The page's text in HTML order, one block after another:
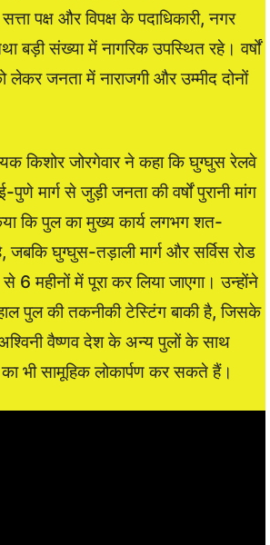
पक्ष और विपक्ष के पदाधिकारी, नगर
बड़ी संख्या में नागरिक उपस्थित रहे। वर्षों
जनता में नाराजगी और उम्मीद दोनों
किशोर जोरगेवार ने कहा कि घुग्घुस रेलवे
मार्ग से जुड़ी जनता की वर्षों पुरानी मांग
कि पुल का मुख्य कार्य लगभग शत-
जबकि घुग्घुस-तड़ाली मार्ग और सर्विस रोड
6 महीनों में पूरा कर लिया जाएगा। उन्होंने
पुल की तकनीकी टेस्टिंग बाकी है, जिसके
वैष्णव देश के अन्य पुलों के साथ
भी सामूहिक लोकार्पण कर सकते हैं।